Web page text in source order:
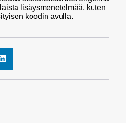
lisäysmenetelmää, kuten
koodin avulla.